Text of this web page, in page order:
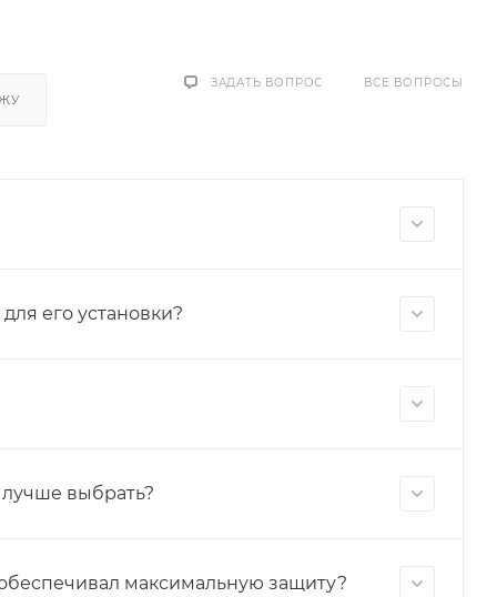
ВСЕ ВОПРОСЫ
ЗАДАТЬ ВОПРОС
его установки?
выбрать?
максимальную защиту?